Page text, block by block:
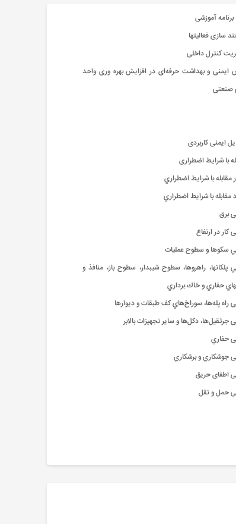
برنامه آموزشی
سازی فعالیتها
کنترل داخلی
ایمنی و بهداشت حرفه‌ای در افزایش بهره وری واحد
صنعتی
ایمنی کاربردی
با شرایط اضطراری
مقابله با شرايط اضطراري
مقابله با شرايط اضطراري
برق
کار در ارتفاع
سكوها و سطوح عمليات
پلكانها، راهروها، سطوح شيبدار، سطوح باز، منافذ و
حفاري و خاك برداري
راه پله‌ها، سوراخ‌هاي كف طبقات و ديوارها
جرثقيل‌ها، دكل‌ها و ساير تجهيزات بالابر
حفاري
جوشكاري و برشكاري
اطفای حریق
حمل و نقل